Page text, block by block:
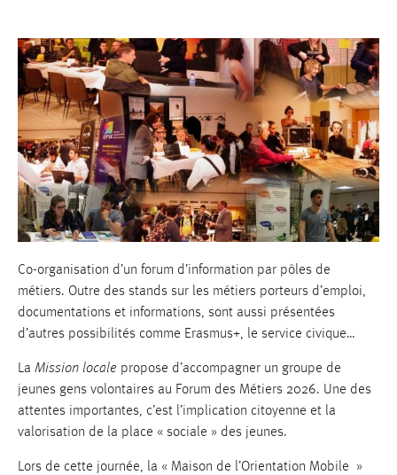
Co-organisation d’un forum d’information par pôles de
métiers. Outre des stands sur les métiers porteurs d’emploi,
documentations et informations, sont aussi présentées
d’autres possibilités comme Erasmus+, le service civique…
La Mission locale propose d’accompagner un groupe de
jeunes gens volontaires au Forum des Métiers 2026. Une des
attentes importantes, c’est l’implication citoyenne et la
valorisation de la place « sociale » des jeunes.
Lors de cette journée, la « Maison de l’Orientation Mobile »